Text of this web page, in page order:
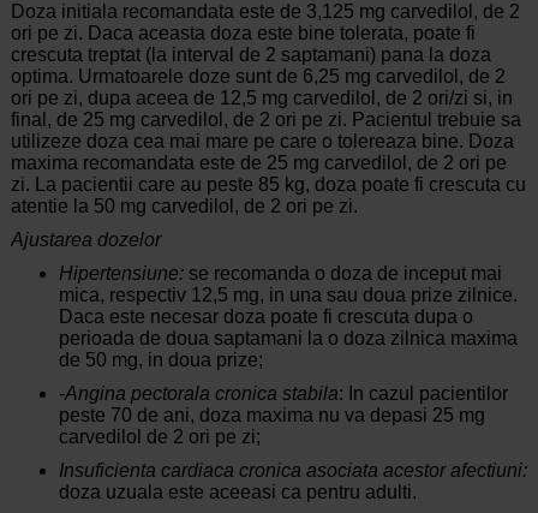
Doza initiala recomandata este de 3,125 mg carvedilol, de 2
ori pe zi. Daca aceasta doza este bine tolerata, poate fi
crescuta treptat (la interval de 2 saptamani) pana la doza
optima. Urmatoarele doze sunt de 6,25 mg carvedilol, de 2
ori pe zi, dupa aceea de 12,5 mg carvedilol, de 2 ori/zi si, in
final, de 25 mg carvedilol, de 2 ori pe zi. Pacientul trebuie sa
utilizeze doza cea mai mare pe care o tolereaza bine. Doza
maxima recomandata este de 25 mg carvedilol, de 2 ori pe
zi. La pacientii care au peste 85 kg, doza poate fi crescuta cu
atentie la 50 mg carvedilol, de 2 ori pe zi.
Ajustarea dozelor
Hipertensiune: se recomanda o doza de inceput mai
mica, respectiv 12,5 mg, in una sau doua prize zilnice.
Daca este necesar doza poate fi crescuta dupa o
perioada de doua saptamani la o doza zilnica maxima
de 50 mg, in doua prize;
-Angina pectorala cronica stabila: In cazul pacientilor
peste 70 de ani, doza maxima nu va depasi 25 mg
carvedilol de 2 ori pe zi;
Insuficienta cardiaca cronica asociata acestor afectiuni:
doza uzuala este aceeasi ca pentru adulti.